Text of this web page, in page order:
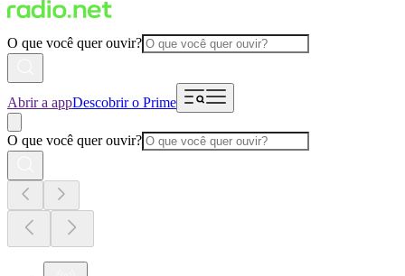
O que você quer ouvir?
Abrir a appDescobrir o Prime
O que você quer ouvir?